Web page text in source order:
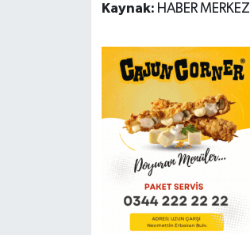
Kaynak: HABER MERKEZİ